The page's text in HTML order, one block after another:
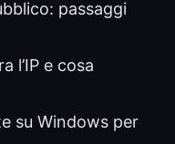
passaggi
l’IP e cosa
su Windows per